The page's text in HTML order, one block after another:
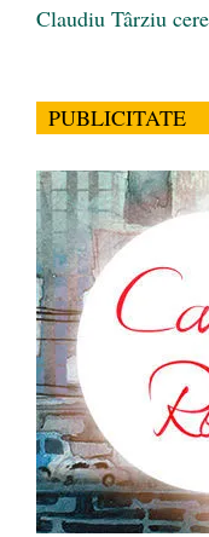
Claudiu Târziu
PUBLICITATE